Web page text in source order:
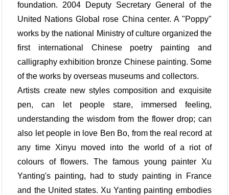
foundation. 2004 Deputy Secretary General of the
United Nations Global rose China center. A "Poppy"
works by the national Ministry of culture organized the
first international Chinese poetry painting and
calligraphy exhibition bronze Chinese painting. Some
of the works by overseas museums and collectors.
Artists create new styles composition and exquisite
pen, can let people stare, immersed feeling,
understanding the wisdom from the flower drop; can
also let people in love Ben Bo, from the real record at
any time Xinyu moved into the world of a riot of
colours of flowers. The famous young painter Xu
Yanting's painting, had to study painting in France
and the United states. Xu Yanting painting embodies